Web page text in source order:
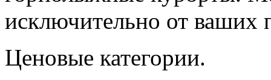
исключительно от ваших
Ценовые категории.